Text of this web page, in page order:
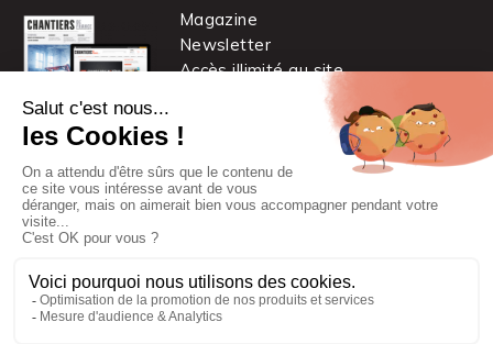
Magazine
Newsletter
Accès illimité au site
Chantiers de France est une marque